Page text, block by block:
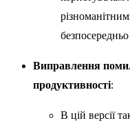
Виправлення
продуктивності:
В цій версії